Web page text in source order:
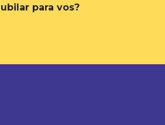
para vos?